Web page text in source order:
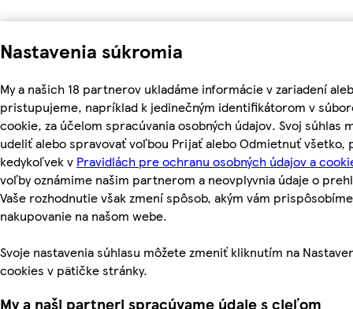
Nastavenia súkromia
My a našich 18 partnerov ukladáme informácie v zariadení
pristupujeme, napríklad k jedinečným identifikátorom v
cookie, za účelom spracúvania osobných údajov. Svoj súhlas
udeliť alebo spravovať voľbou Prijať alebo Odmietnuť všetko,
kedykoľvek v Pravidlách pre ochranu osobných údajov a
voľby oznámime našim partnerom a neovplyvnia údaje o
Vaše rozhodnutie však zmení spôsob, akým vám prispôsobíme
nakupovanie na našom webe.
Svoje nastavenia súhlasu môžete zmeniť kliknutím na
cookies v pätičke stránky.
My a naši partneri spracúvame údaje s cieľom